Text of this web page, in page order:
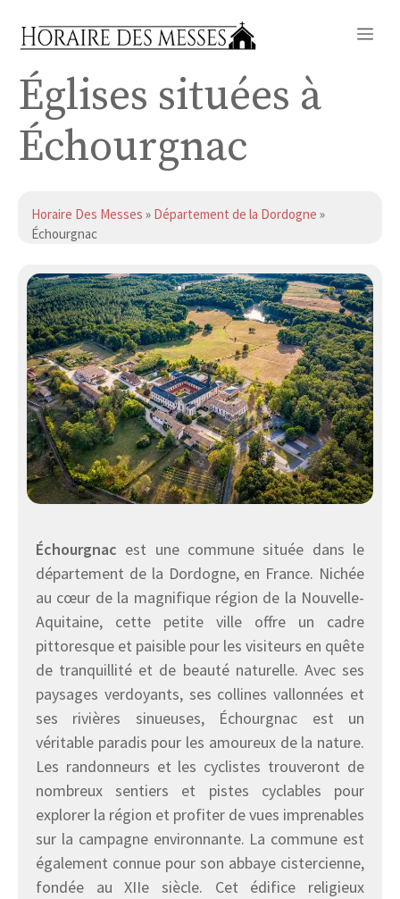
Églises situées à
Échourgnac
Horaire Des Messes » Département de la Dordogne »
Échourgnac
Échourgnac est une commune située dans le
département de la Dordogne, en France. Nichée
au cœur de la magnifique région de la Nouvelle-
Aquitaine, cette petite ville offre un cadre
pittoresque et paisible pour les visiteurs en quête
de tranquillité et de beauté naturelle. Avec ses
paysages verdoyants, ses collines vallonnées et
ses rivières sinueuses, Échourgnac est un
véritable paradis pour les amoureux de la nature.
Les randonneurs et les cyclistes trouveront de
nombreux sentiers et pistes cyclables pour
explorer la région et profiter de vues imprenables
sur la campagne environnante. La commune est
également connue pour son abbaye cistercienne,
fondée au XIIe siècle. Cet édifice religieux